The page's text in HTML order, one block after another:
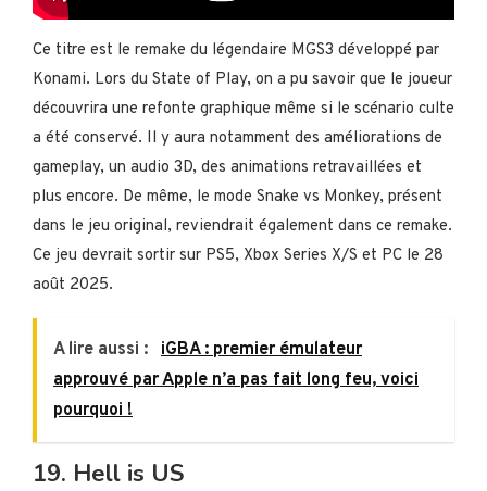
Ce titre est le remake du légendaire MGS3 développé par
Konami. Lors du State of Play, on a pu savoir que le joueur
découvrira une refonte graphique même si le scénario culte
a été conservé. Il y aura notamment des améliorations de
gameplay, un audio 3D, des animations retravaillées et
plus encore. De même, le mode Snake vs Monkey, présent
dans le jeu original, reviendrait également dans ce remake.
Ce jeu devrait sortir sur PS5, Xbox Series X/S et PC le 28
août 2025.
A lire aussi :
iGBA : premier émulateur
approuvé par Apple n’a pas fait long feu, voici
pourquoi !
19. Hell is US